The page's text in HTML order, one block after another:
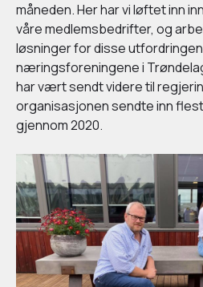
måneden. Her har vi løftet inn
våre medlemsbedrifter, og
løsninger for disse
næringsforeningene i
har vært sendt videre til
organisasjonen sendte inn
gjennom 2020.